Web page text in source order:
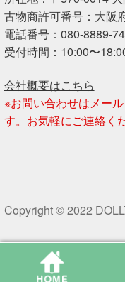
古物商許可番号：大阪
電話番号：080-8889-
受付時間：10:00〜
会社概要はこちら
※お問い合わせはメー
す。お気軽にご連絡く
Copyright © 2022